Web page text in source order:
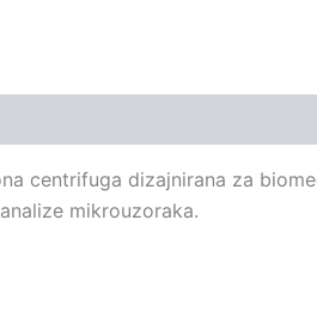
centrifuga dizajnirana za
mikrouzoraka.